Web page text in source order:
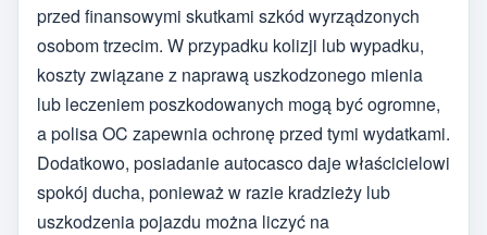
przed finansowymi skutkami szkód wyrządzonych
osobom trzecim. W przypadku kolizji lub wypadku,
koszty związane z naprawą uszkodzonego mienia
lub leczeniem poszkodowanych mogą być ogromne,
a polisa OC zapewnia ochronę przed tymi wydatkami.
Dodatkowo, posiadanie autocasco daje właścicielowi
spokój ducha, ponieważ w razie kradzieży lub
uszkodzenia pojazdu można liczyć na